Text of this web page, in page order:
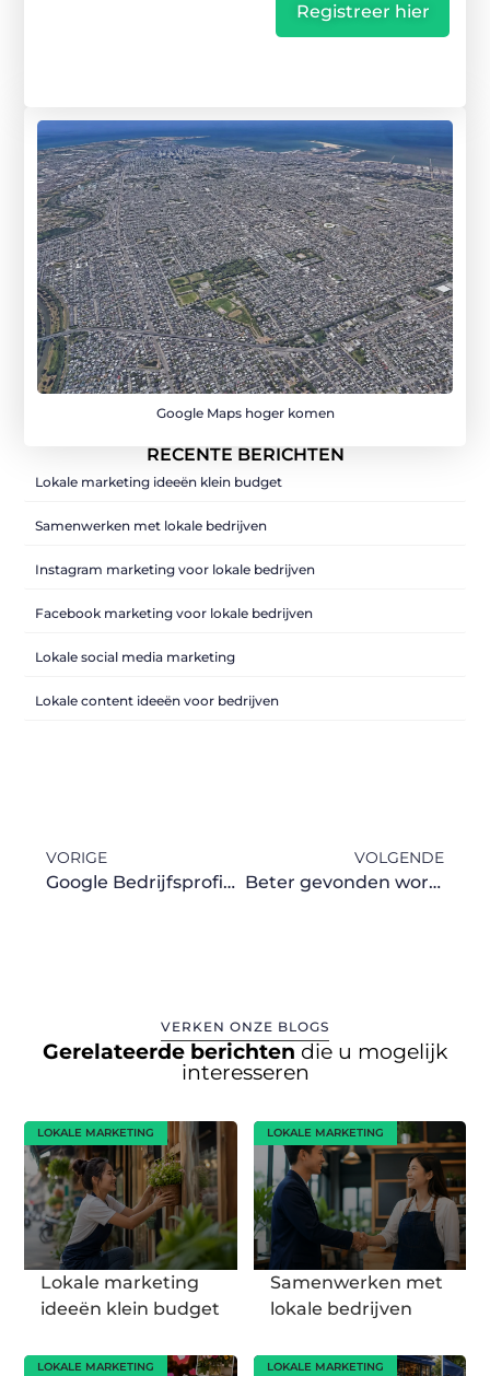
Google Maps hoger komen
RECENTE BERICHTEN
Lokale marketing ideeën klein budget
Samenwerken met lokale bedrijven
Instagram marketing voor lokale bedrijven
Facebook marketing voor lokale bedrijven
Lokale social media marketing
Lokale content ideeën voor bedrijven
Registreer hier
VORIGE
Google Bedrijfsprofiel optimaliseren
VOLGENDE
Beter gevonden worden op Google Maps
VERKEN ONZE BLOGS
Gerelateerde berichten die u mogelijk
interesseren
LOKALE MARKETING
Lokale marketing
ideeën klein budget
LOKALE MARKETING
Samenwerken met
lokale bedrijven
LOKALE MARKETING LOKALE MARKETING